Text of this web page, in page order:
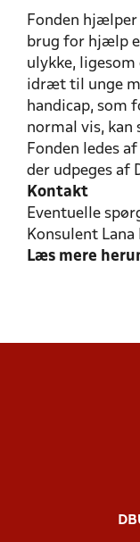
Fonden
brug for hjælp
ulykke,
idræt til unge
handicap, som
normal vis, kan
Fonden ledes af
der udpeges af
Kontakt
Eventuelle
Konsulent
Læs mere